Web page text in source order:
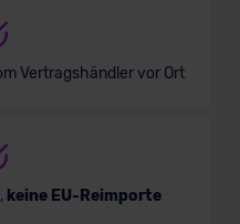
Vertragshändler vor Ort
keine EU-Reimporte